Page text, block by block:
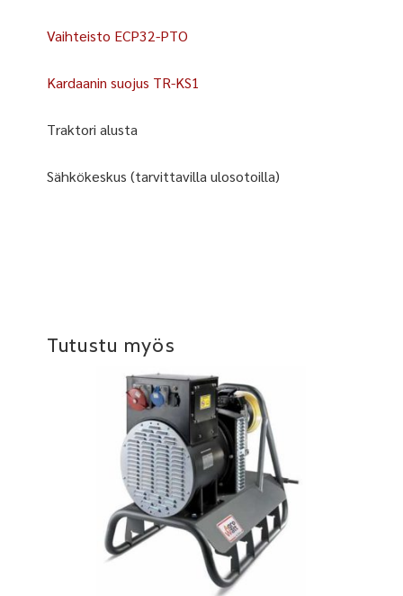
Vaihteisto ECP32-PTO
Kardaanin suojus TR-KS1
Traktori alusta
Sähkökeskus (tarvittavilla ulosotoilla)
Tutustu myös